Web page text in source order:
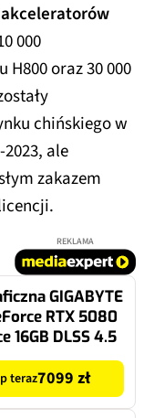
000
H800 oraz 30 000
chińskiego w
ale
zakazem
REKLAMA
GIGABYTE
RTX 5080
16GB DLSS 4.5
teraz7099 zł